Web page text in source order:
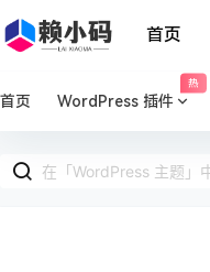
首页
首页 WordPress 插件
热